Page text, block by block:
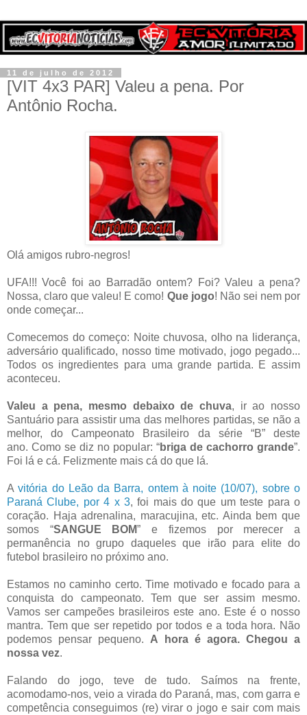
11 de julho de 2012
[VIT 4x3 PAR] Valeu a pena. Por
Antônio Rocha.
Olá amigos rubro-negros!
UFA!!! Você foi ao Barradão ontem? Foi? Valeu a pena?
Nossa, claro que valeu! E como! Que jogo! Não sei nem por
onde começar...
Comecemos do começo: Noite chuvosa, olho na liderança,
adversário qualificado, nosso time motivado, jogo pegado...
Todos os ingredientes para uma grande partida. E assim
aconteceu.
Valeu a pena, mesmo debaixo de chuva, ir ao nosso
Santuário para assistir uma das melhores partidas, se não a
melhor, do Campeonato Brasileiro da série “B” deste
ano. Como se diz no popular: “briga de cachorro grande”.
Foi lá e cá. Felizmente mais cá do que lá.
Avitória do Leão da Barra, ontem à noite (10/07), sobre o
Paraná Clube, por 4 x 3, foi mais do que um teste para o
coração. Haja adrenalina, maracujina, etc. Ainda bem que
somos “SANGUE BOM” e fizemos por merecer a
permanência no grupo daqueles que irão para elite do
futebol brasileiro no próximo ano.
Estamos no caminho certo. Time motivado e focado para a
conquista do campeonato. Tem que ser assim mesmo.
Vamos ser campeões brasileiros este ano. Este é o nosso
mantra. Tem que ser repetido por todos e a toda hora. Não
podemos pensar pequeno. A hora é agora. Chegou a
nossa vez.
Falando do jogo, teve de tudo. Saímos na frente,
acomodamo-nos, veio a virada do Paraná, mas, com garra e
competência conseguimos (re) virar o jogo e sair com mais